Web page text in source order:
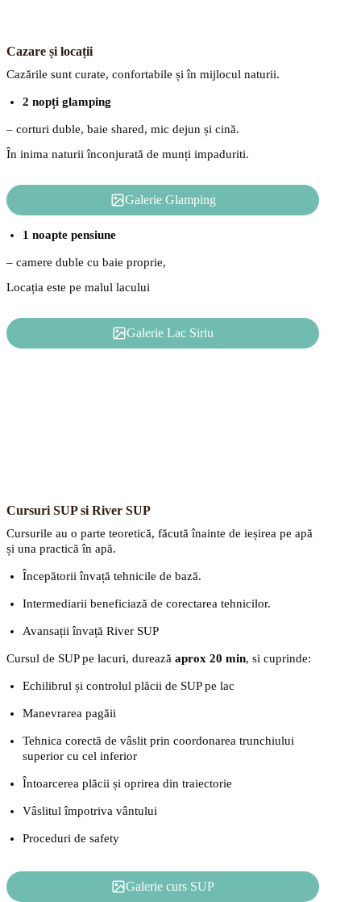
Cazare și locații
Cazările sunt curate, confortabile și în mijlocul naturii.
2 nopți glamping
– corturi duble, baie shared, mic dejun și cină.
În inima naturii înconjurată de munți impaduriti.
Galerie Glamping
1 noapte pensiune
– camere duble cu baie proprie,
Locația este pe malul lacului
Galerie Lac Siriu
Cursuri SUP si River SUP
Cursurile au o parte teoretică, făcută înainte de ieșirea pe apă
și una practică în apă.
Începătorii învață tehnicile de bază.
Intermediarii beneficiază de corectarea tehnicilor.
Avansații învață River SUP
Cursul de SUP pe lacuri, durează aprox 20 min, si cuprinde:
Echilibrul și controlul plăcii de SUP pe lac
Manevrarea pagăii
Tehnica corectă de vâslit prin coordonarea trunchiului
superior cu cel inferior
Întoarcerea plăcii și oprirea din traiectorie
Vâslitul împotriva vântului
Proceduri de safety
Galerie curs SUP